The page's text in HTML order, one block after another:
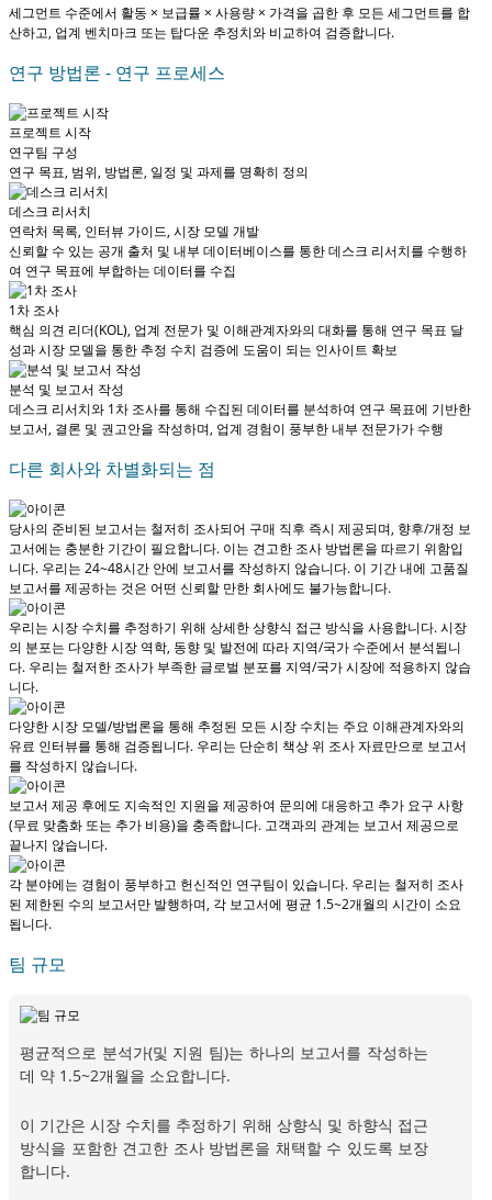
세그먼트 수준에서 활동 × 보급률 × 사용량 × 가격을 곱한 후 모든 세그먼트를 합
산하고, 업계 벤치마크 또는 탑다운 추정치와 비교하여 검증합니다.
연구 방법론 - 연구 프로세스
프로젝트 시작
연구팀 구성
연구 목표, 범위, 방법론, 일정 및 과제를 명확히 정의
데스크 리서치
연락처 목록, 인터뷰 가이드, 시장 모델 개발
신뢰할 수 있는 공개 출처 및 내부 데이터베이스를 통한 데스크 리서치를 수행하
여 연구 목표에 부합하는 데이터를 수집
1차 조사
핵심 의견 리더(KOL), 업계 전문가 및 이해관계자와의 대화를 통해 연구 목표 달
성과 시장 모델을 통한 추정 수치 검증에 도움이 되는 인사이트 확보
분석 및 보고서 작성
데스크 리서치와 1차 조사를 통해 수집된 데이터를 분석하여 연구 목표에 기반한
보고서, 결론 및 권고안을 작성하며, 업계 경험이 풍부한 내부 전문가가 수행
다른 회사와 차별화되는 점
당사의 준비된 보고서는 철저히 조사되어 구매 직후 즉시 제공되며, 향후/개정 보
고서에는 충분한 기간이 필요합니다. 이는 견고한 조사 방법론을 따르기 위함입
니다. 우리는 24~48시간 안에 보고서를 작성하지 않습니다. 이 기간 내에 고품질
보고서를 제공하는 것은 어떤 신뢰할 만한 회사에도 불가능합니다.
우리는 시장 수치를 추정하기 위해 상세한 상향식 접근 방식을 사용합니다. 시장
의 분포는 다양한 시장 역학, 동향 및 발전에 따라 지역/국가 수준에서 분석됩니
다. 우리는 철저한 조사가 부족한 글로벌 분포를 지역/국가 시장에 적용하지 않습
니다.
다양한 시장 모델/방법론을 통해 추정된 모든 시장 수치는 주요 이해관계자와의
유료 인터뷰를 통해 검증됩니다. 우리는 단순히 책상 위 조사 자료만으로 보고서
를 작성하지 않습니다.
보고서 제공 후에도 지속적인 지원을 제공하여 문의에 대응하고 추가 요구 사항
(무료 맞춤화 또는 추가 비용)을 충족합니다. 고객과의 관계는 보고서 제공으로
끝나지 않습니다.
각 분야에는 경험이 풍부하고 헌신적인 연구팀이 있습니다. 우리는 철저히 조사
된 제한된 수의 보고서만 발행하며, 각 보고서에 평균 1.5~2개월의 시간이 소요
됩니다.
팀 규모
평균적으로 분석가(및 지원 팀)는 하나의 보고서를 작성하는
데 약 1.5~2개월을 소요합니다.
이 기간은 시장 수치를 추정하기 위해 상향식 및 하향식 접근
방식을 포함한 견고한 조사 방법론을 채택할 수 있도록 보장
합니다.